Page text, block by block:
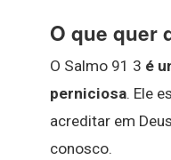
O que quer
O Salmo 91 3 é
perniciosa. Ele
acreditar em
conosco.